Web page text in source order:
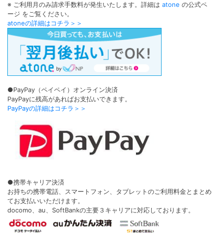
※ ご利用月のみ請求手数料が発生いたします。詳細は atone の公式ペ
ージ をご覧ください。
atoneの詳細はコチラ＞＞
●PayPay（ペイペイ）オンライン決済
PayPayに残高があればお支払いできます。
PayPayの詳細はコチラ＞＞
●携帯キャリア決済
お持ちの携帯電話、スマートフォン、タブレットのご利用料金とまとめ
てお支払いいただけます。
docomo、au、SoftBankの主要３キャリアに対応しております。